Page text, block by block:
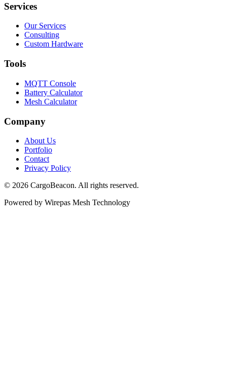
Services
Our Services
Consulting
Custom Hardware
Tools
MQTT Console
Battery Calculator
Mesh Calculator
Company
About Us
Portfolio
Contact
Privacy Policy
© 2026 CargoBeacon. All rights reserved.
Powered by Wirepas Mesh Technology